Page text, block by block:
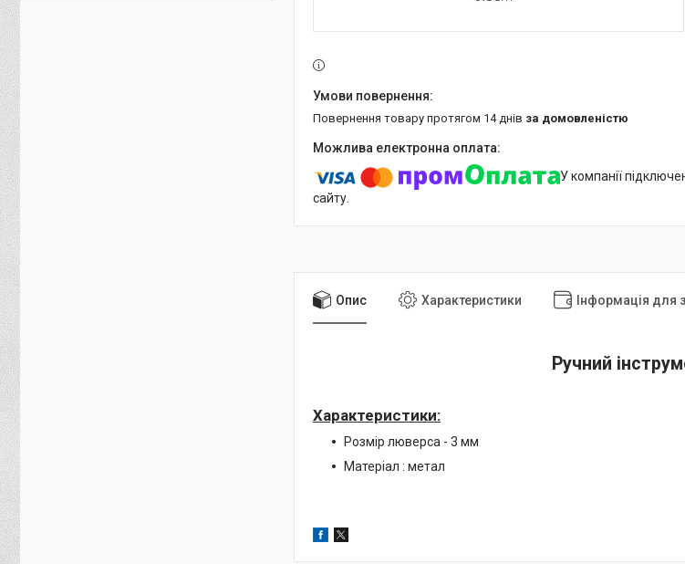
повернення товару протягом 14 днів за домовленістю
У компанії
сайту.
Опис Характеристики Інформація для
Ручний
Характеристики:
Розмір люверса - 3 мм
Матеріал : метал